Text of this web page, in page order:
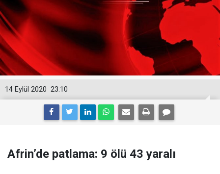
23:10
14 Eylül 2020
Afrin’de patlama: 9 ölü 43 yaralı